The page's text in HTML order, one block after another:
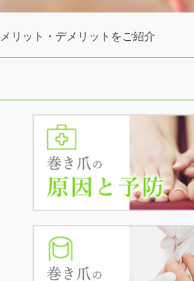
リット・デメリットをご紹介